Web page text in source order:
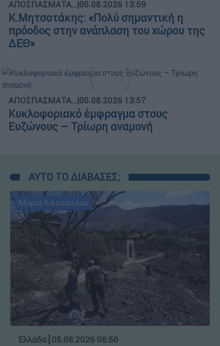
ΑΠΟΣΠΑΣΜΑΤΑ...|05.08.2026 13:59
Κ.Μητσοτάκης: «Πολύ σημαντική η
πρόοδος στην ανάπλαση του χώρου της
ΔΕΘ»
ΑΠΟΣΠΑΣΜΑΤΑ...|05.08.2026 13:57
Κυκλοφοριακό έμφραγμα στους
Ευζώνους – Τρίωρη αναμονή
ΑΥΤΟ ΤΟ ΔΙΑΒΑΣΕΣ;
Μαρία Λιλιοπούλου
Ελλάδα┋05.08.2026 06:50